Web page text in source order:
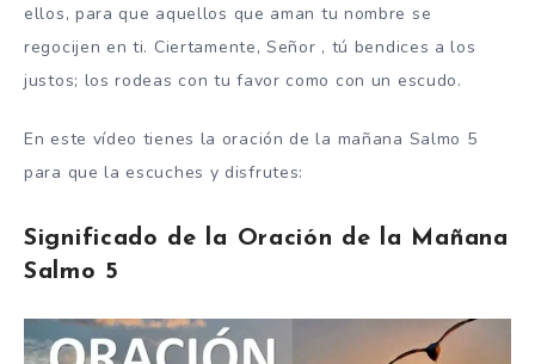
ellos, para que aquellos que aman tu nombre se
regocijen en ti. Ciertamente,Señor , tú bendices a los
justos; los rodeas con tu favor como con un escudo.
En este vídeo tienes la oración de la mañana Salmo 5
para que la escuches y disfrutes:
Significado de la Oración de la Mañana
Salmo 5